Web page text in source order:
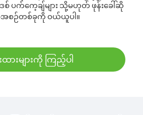
စ် ပက်ကေ့ချ်များ သို့မဟုတ် ဖုန်းခေါ်ဆို
စဉ်တစ်ခုကို ဝယ်ယူပါ။
ားများကို ကြည့်ပါ